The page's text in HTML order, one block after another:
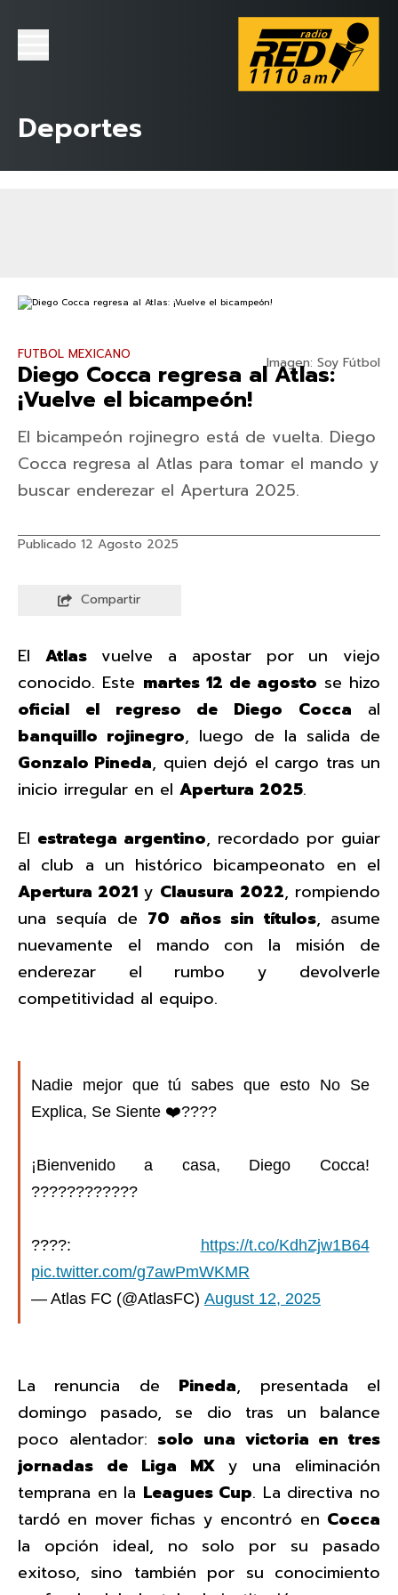
Deportes
Imagen: Soy Fútbol
FUTBOL MEXICANO
Diego Cocca regresa al Atlas:
¡Vuelve el bicampeón!
El bicampeón rojinegro está de vuelta. Diego
Cocca regresa al Atlas para tomar el mando y
buscar enderezar el Apertura 2025.
Publicado 12 Agosto 2025
Compartir
El Atlasvuelve a apostar por un viejo
conocido. Este martes 12 de agosto se hizo
oficial el regreso de Diego Cocca al
banquillo rojinegro, luego de la salida de
Gonzalo Pineda, quien dejó el cargo tras un
inicio irregular en el Apertura 2025.
El estratega argentino, recordado por guiar
al club a un histórico bicampeonato en el
Apertura 2021 y Clausura 2022, rompiendo
una sequía de 70 años sin títulos, asume
nuevamente el mando con la misión de
enderezar el rumbo y devolverle
competitividad al equipo.
Nadie mejor que tú sabes que esto No Se
Explica, Se Siente ❤️????
¡Bienvenido a casa, Diego Cocca!
????????‍????
????️:
https://t.co/KdhZjw1B64
pic.twitter.com/g7awPmWKMR
— Atlas FC (@AtlasFC) August 12, 2025
La renuncia de Pineda, presentada el
domingo pasado, se dio tras un balance
poco alentador: solo una victoria en tres
jornadas de Liga MXy una eliminación
temprana en la Leagues Cup. La directiva no
tardó en mover fichas y encontró en Cocca
la opción ideal, no solo por su pasado
exitoso, sino también por su conocimiento